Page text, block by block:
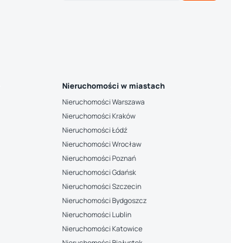
Nieruchomości w miastach
Nieruchomości Warszawa
Nieruchomości Kraków
Nieruchomości Łódź
Nieruchomości Wrocław
Nieruchomości Poznań
Nieruchomości Gdańsk
Nieruchomości Szczecin
Nieruchomości Bydgoszcz
Nieruchomości Lublin
Nieruchomości Katowice